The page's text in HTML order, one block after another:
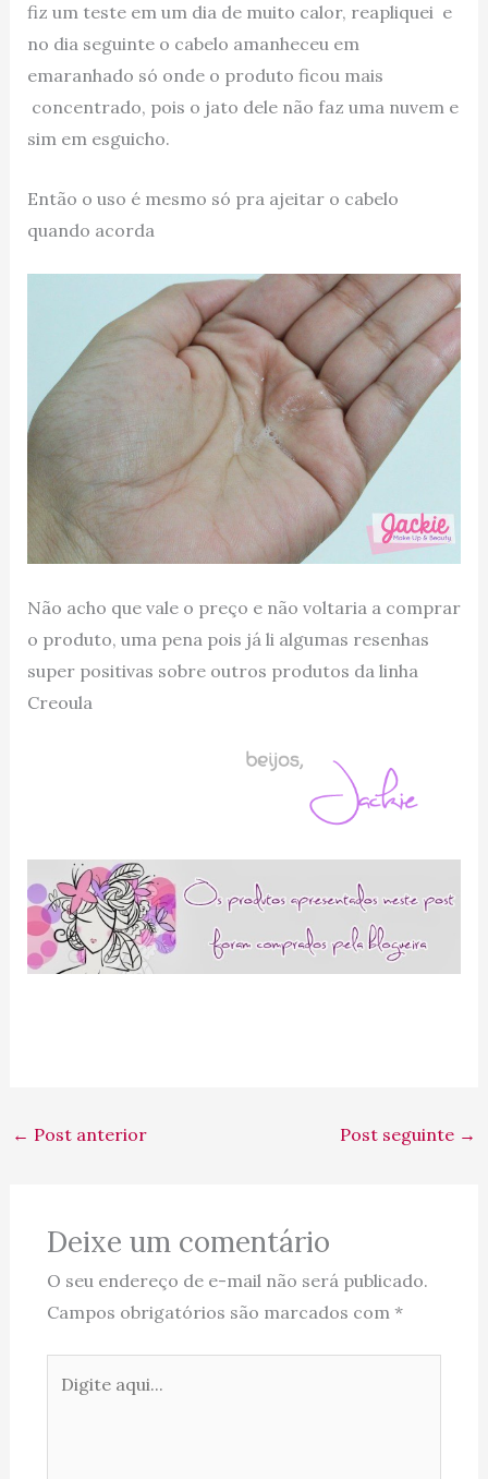
fiz um teste em um dia de muito calor, reapliquei e
no dia seguinte o cabelo amanheceu em
emaranhado só onde o produto ficou mais
concentrado, pois o jato dele não faz uma nuvem e
sim em esguicho.
Então o uso é mesmo só pra ajeitar o cabelo
quando acorda
Não acho que vale o preço e não voltaria a comprar
o produto, uma pena pois já li algumas resenhas
super positivas sobre outros produtos da linha
Creoula
← Post anterior Post seguinte →
Deixe um comentário
O seu endereço de e-mail não será publicado.
Campos obrigatórios são marcados com *
aqui...